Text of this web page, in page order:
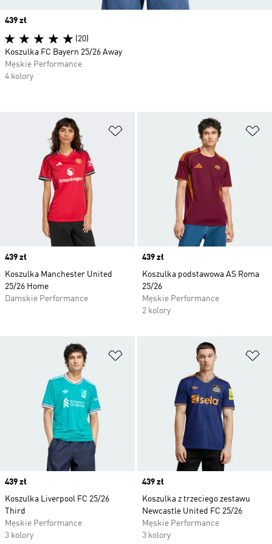
Dodaj do listy życzeń
Price
439 zł
Koszulka Manchester United
25/26 Home
Damskie Performance
Price
439 zł
Koszulka podstawowa AS Roma
25/26
Męskie Performance
2 kolory
Dodaj do listy życzeń
Price
439 zł
Koszulka Liverpool FC 25/26
Third
Męskie Performance
3 kolory
Price
439 zł
Koszulka z trzeciego zestawu
Newcastle United FC 25/26
Męskie Performance
3 kolory
Price
439 zł
(20)
Koszulka FC Bayern 25/26 Away
Męskie Performance
4 kolory